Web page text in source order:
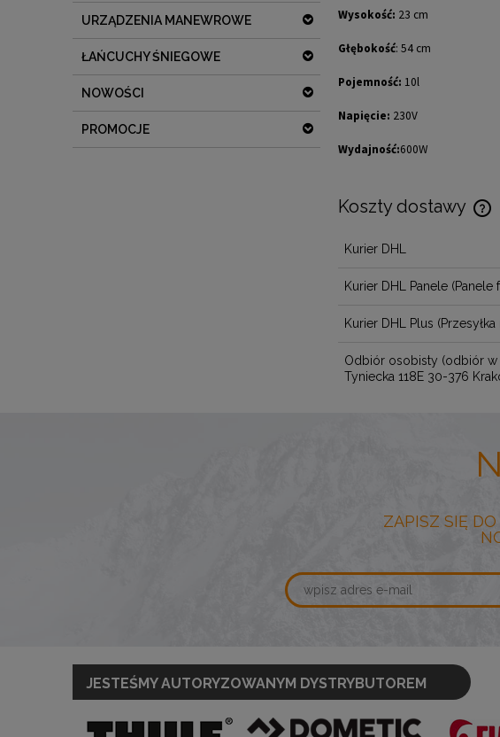
URZĄDZENIA MANEWROWE
ŁAŃCUCHY ŚNIEGOWE
NOWOŚCI
PROMOCJE
Wysokość: 23 cm
Głębokość: 54 cm
Pojemność: 10l
Napięcie: 230V
Wydajność:600W
Koszty dostawy
Kurier DHL
Kurier DHL Panele (Panele
Kurier DHL Plus
Odbiór osobisty (odbiór w
Tyniecka 118E 30-376
ZAPISZ SIĘ
JESTEŚMY AUTORYZOWANYM DYSTRYBUTOREM